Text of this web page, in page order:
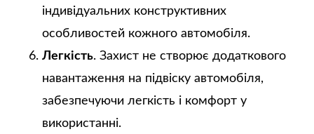
індивідуальних конструктивних
особливостей кожного автомобіля.
Легкість. Захист не створює додаткового
навантаження на підвіску автомобіля,
забезпечуючи легкість і комфорт у
використанні.